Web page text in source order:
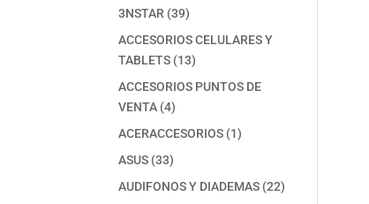
3NSTAR 3939
productos
ACCESORIOS CELULARES Y
TABLETS 1313
productos
ACCESORIOS PUNTOS DE
VENTA 44
productos
ACERACCESORIOS 11
ASUS 3333
productos
AUDIFONOS Y DIADEMAS 2222